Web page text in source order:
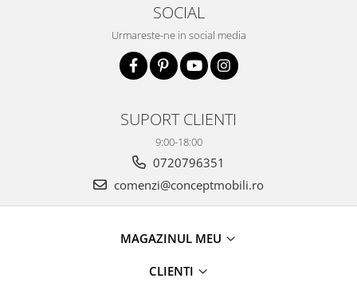
SOCIAL
Urmareste-ne in social media
SUPORT CLIENTI
9:00-18:00
0720796351
comenzi@conceptmobili.ro
MAGAZINUL MEU
CLIENTI